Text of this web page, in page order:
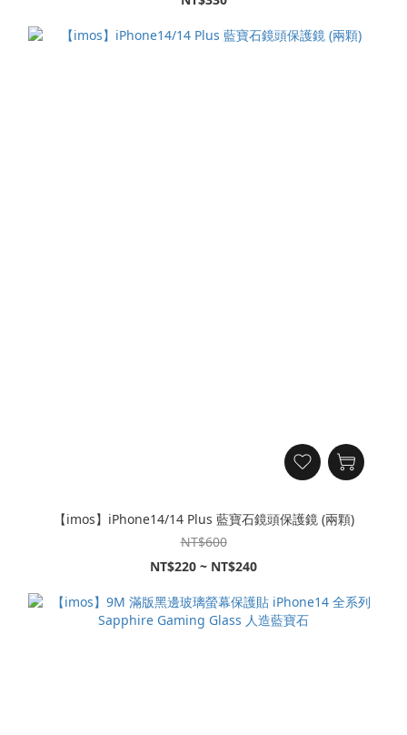
【imos】iPhone14/14 Plus 藍寶石鏡頭保護鏡 (兩顆)
NT$600
NT$220 ~ NT$240